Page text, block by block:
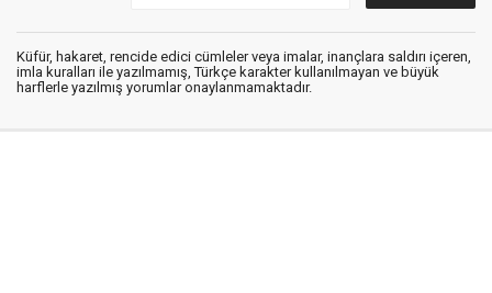
Küfür, hakaret, rencide edici cümleler veya imalar, inançlara saldırı içeren,
imla kuralları ile yazılmamış, Türkçe karakter kullanılmayan ve büyük
harflerle yazılmış yorumlar onaylanmamaktadır.